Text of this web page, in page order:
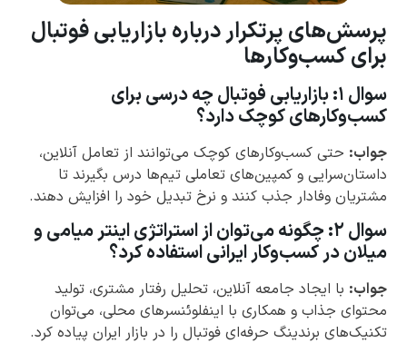
پرسش‌های پرتکرار درباره بازاریابی فوتبال
برای کسب‌وکارها
سوال ۱: بازاریابی فوتبال چه درسی برای
کسب‌وکارهای کوچک دارد؟
جواب: حتی کسب‌وکارهای کوچک می‌توانند از تعامل آنلاین،
داستان‌سرایی و کمپین‌های تعاملی تیم‌ها درس بگیرند تا
مشتریان وفادار جذب کنند و نرخ تبدیل خود را افزایش دهند.
سوال ۲: چگونه می‌توان از استراتژی اینتر میامی و
میلان در کسب‌وکار ایرانی استفاده کرد؟
جواب: با ایجاد جامعه آنلاین، تحلیل رفتار مشتری، تولید
محتوای جذاب و همکاری با اینفلوئنسرهای محلی، می‌توان
تکنیک‌های برندینگ حرفه‌ای فوتبال را در بازار ایران پیاده کرد.